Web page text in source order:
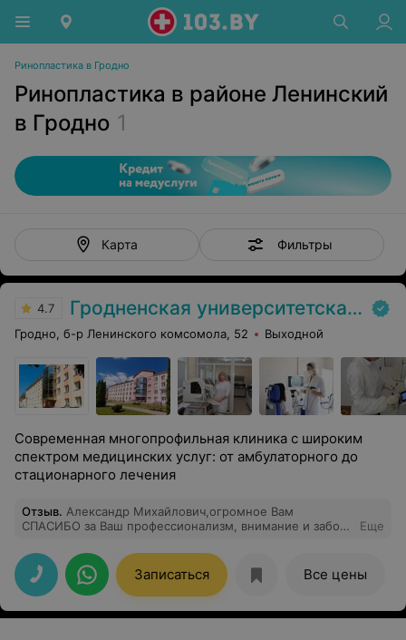
Ринопластика в Гродно
Ринопластика в районе Ленинский
в Гродно 1
Карта Фильтры
4.7 Гродненская университетская клиника
Гродно, б-р Ленинского комсомола, 52 Выходной
Современная многопрофильная клиника с широким
спектром медицинских услуг: от амбулаторного до
стационарного лечения
Отзыв. Александр Михайлович,огромное Вам
СПАСИБО за Ваш профессионализм, внимание и заботу
Еще
Записаться Все цены